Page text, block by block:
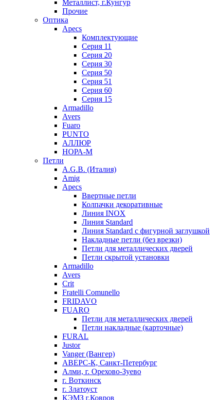
Металлист, г.Кунгур
Прочие
Оптика
Apecs
Комплектующие
Серия 11
Серия 20
Серия 30
Серия 50
Серия 51
Серия 60
Серия 15
Armadillo
Avers
Fuaro
PUNTO
АЛЛЮР
НОРА-М
Петли
A.G.B. (Италия)
Amig
Apecs
Ввертные петли
Колпачки декоративные
Линия INOX
Линия Standard
Линия Standard с фигурной заглушкой
Накладные петли (без врезки)
Петли для металлических дверей
Петли скрытой установки
Armadillo
Avers
Crit
Fratelli Comunello
FRIDAVO
FUARO
Петли для металлических дверей
Петли накладные (карточные)
FURAL
Justor
Vanger (Вангер)
АВЕРС-К, Санкт-Петербург
Алми, г. Орехово-Зуево
г. Воткинск
г. Златоуст
КЭМЗ г.Ковров